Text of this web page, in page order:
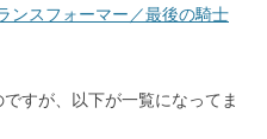
ンスフォーマー／最後の騎士
すが、以下が一覧になってま